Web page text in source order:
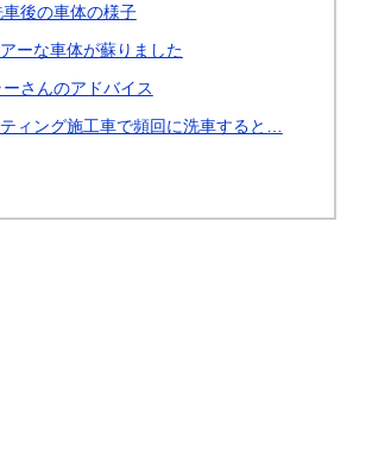
後の車体の様子
ーな車体が蘇りました
さんのアドバイス
ィング施工車で頻回に洗車すると…